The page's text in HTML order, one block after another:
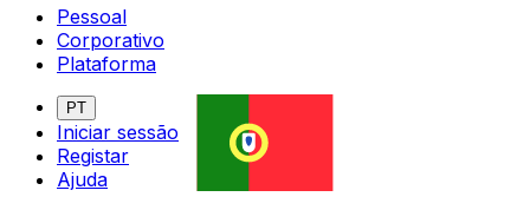
Pessoal
Corporativo
Plataforma
PT
Iniciar sessão
Registar
Ajuda